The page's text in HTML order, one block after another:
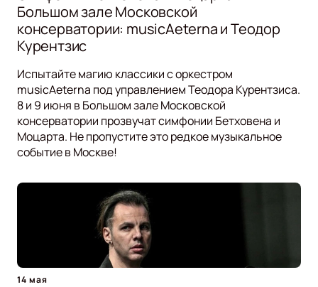
Большом зале Московской
консерватории: musicAeterna и Теодор
Курентзис
Испытайте магию классики с оркестром
musicAeterna под управлением Теодора Курентзиса.
8 и 9 июня в Большом зале Московской
консерватории прозвучат симфонии Бетховена и
Моцарта. Не пропустите это редкое музыкальное
событие в Москве!
14 мая